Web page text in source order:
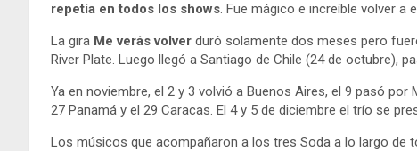
repetía en todos los shows. Fue mágico e increíble volver a
La gira Me verás volver duró solamente dos meses pero
River Plate. Luego llegó a Santiago de Chile (24 de octubre),
Ya en noviembre, el 2 y 3 volvió a Buenos Aires, el 9 pasó
27 Panamá y el 29 Caracas. El 4 y 5 de diciembre el trío se
Los músicos que acompañaron a los tres Soda a lo largo de